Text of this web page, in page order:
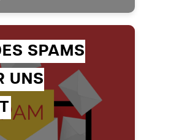
SPAMS
UNS